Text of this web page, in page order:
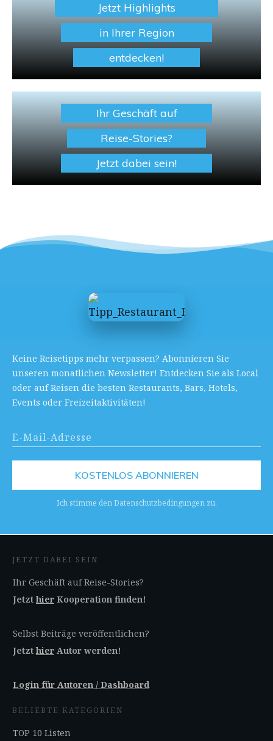
Jetzt Highlights
in Ihrer Region
entdecken!
Ihr Geschäft auf
Reise-Stories?
Jetzt dabei sein!
Keine Reisetipps mehr verpassen? Abonnieren Sie
unseren monatlichen Newsletter! Entdecken Sie als Local
oder auf Reisen die besten Restaurants, Bars, Hotels,
Events oder Freizeitaktivitäten!
KOSTENLOS ABONNIEREN
Ich stimme den Datenschutzbedingungen zu.
JETZT DABEI SEIN
Ihr Geschäft auf Reise-Stories?
Jetzthier Kooperation finden!
Selbst Beiträge veröffentlichen?
Jetzthier Autor werden!
Login für Autoren / Dashboard
BELIEBTE KATEGORIEN
TOP 10 Listen